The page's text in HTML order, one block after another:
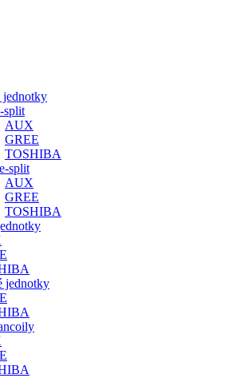
jednotky
split
AUX
GREE
TOSHIBA
split
AUX
GREE
TOSHIBA
jednotky